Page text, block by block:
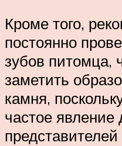
Кроме того,
постоянно
зубов питомца,
заметить
камня,
частое явление